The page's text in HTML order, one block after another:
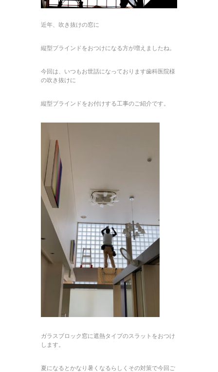
近年、吹き抜けの窓に
縦型ブラインドをおつけになる方が増えましたね。
今回は、いつもお世話になっております歯科医院様
の吹き抜けに
縦型ブラインドをお付けする工事のご紹介です。
ガラスブロック窓に遮熱タイプのスラットをおつけ
します。
夏になるとかなり暑くなるらしくその対策で今回ご